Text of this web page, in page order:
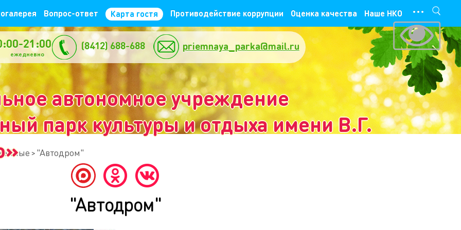
Вопрос-ответ Карта гостя Противодействие коррупции Оценка качества Наше НКО ···
автономное учреждение
парк культуры и отдыха имени В.Г.
21:00 (8412) 688-688 priemnaya_parka@mail.ru
"Автодром"
"Автодром"